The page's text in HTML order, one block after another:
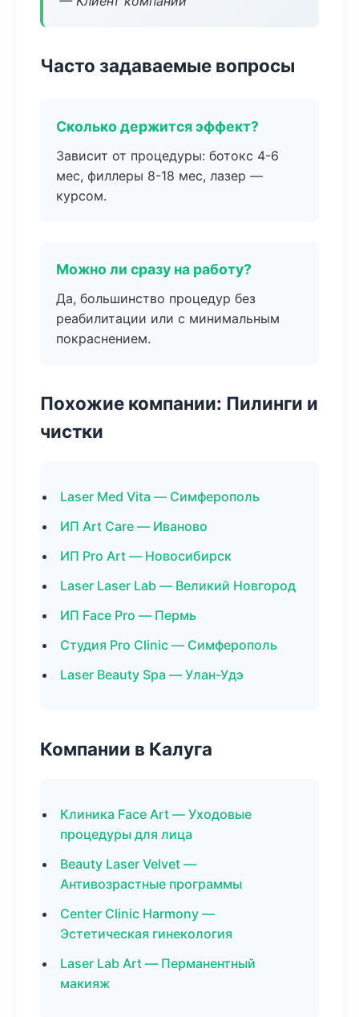
Часто задаваемые вопросы
Сколько держится эффект?
Зависит от процедуры: ботокс 4-6
мес, филлеры 8-18 мес, лазер —
курсом.
Можно ли сразу на работу?
Да, большинство процедур без
реабилитации или с минимальным
покраснением.
Похожие компании: Пилинги и
чистки
Laser Med Vita — Симферополь
ИП Art Care — Иваново
ИП Pro Art — Новосибирск
Laser Laser Lab — Великий Новгород
ИП Face Pro — Пермь
Студия Pro Clinic — Симферополь
Laser Beauty Spa — Улан-Удэ
Компании в Калуга
Клиника Face Art — Уходовые
процедуры для лица
Beauty Laser Velvet —
Антивозрастные программы
Center Clinic Harmony —
Эстетическая гинекология
Laser Lab Art — Перманентный
макияж